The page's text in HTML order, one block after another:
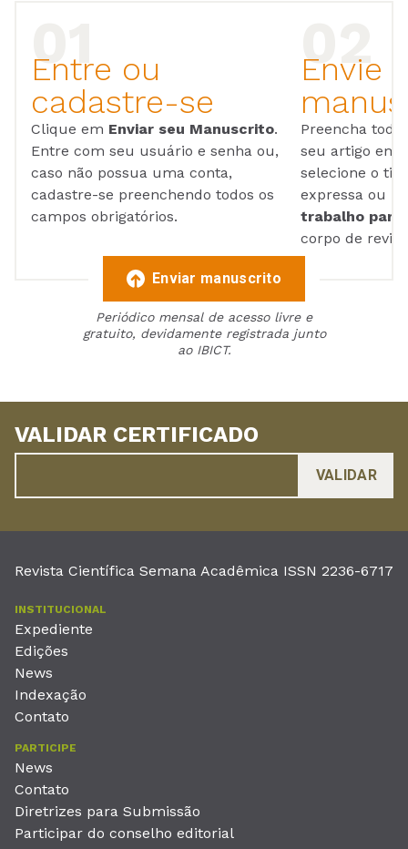
Entre ou
cadastre-se
Clique em Enviar seu Manuscrito.
Entre com seu usuário e senha ou,
caso não possua uma conta,
cadastre-se preenchendo todos os
campos obrigatórios.
Envie
Preencha
seu artigo em
selecione o
expressa ou
trabalho para
corpo de
Enviar manuscrito
Periódico mensal de acesso livre e
gratuito, devidamente registrada junto
ao IBICT.
VALIDAR CERTIFICADO
Revista Científica Semana Acadêmica ISSN 2236-6717
INSTITUCIONAL
Expediente
Edições
News
Indexação
Contato
PARTICIPE
News
Contato
Diretrizes para Submissão
Participar do conselho editorial